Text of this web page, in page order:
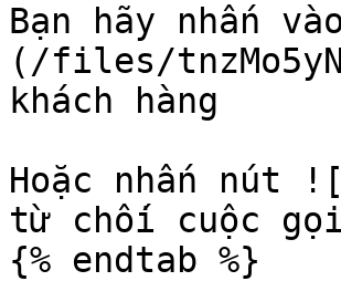
Bạn hãy nhấn
(/files/
khách hàng
Hoặc nhấn nút
từ chối cuộc
{% endtab %}